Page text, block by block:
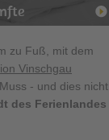
zu Fuß, mit dem
Vinschgau
- und dies nicht
des Ferienlandes